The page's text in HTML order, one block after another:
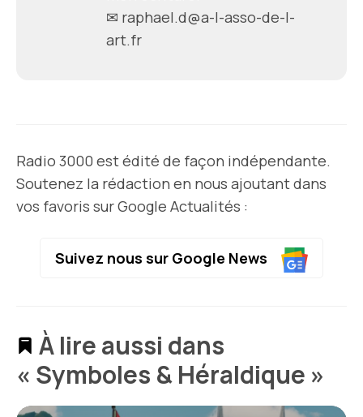
✉ raphael.d@a-l-asso-de-l-
art.fr
Radio 3000 est édité de façon indépendante.
Soutenez la rédaction en nous ajoutant dans
vos favoris sur Google Actualités :
Suivez nous sur Google News
À lire aussi dans
« Symboles & Héraldique »